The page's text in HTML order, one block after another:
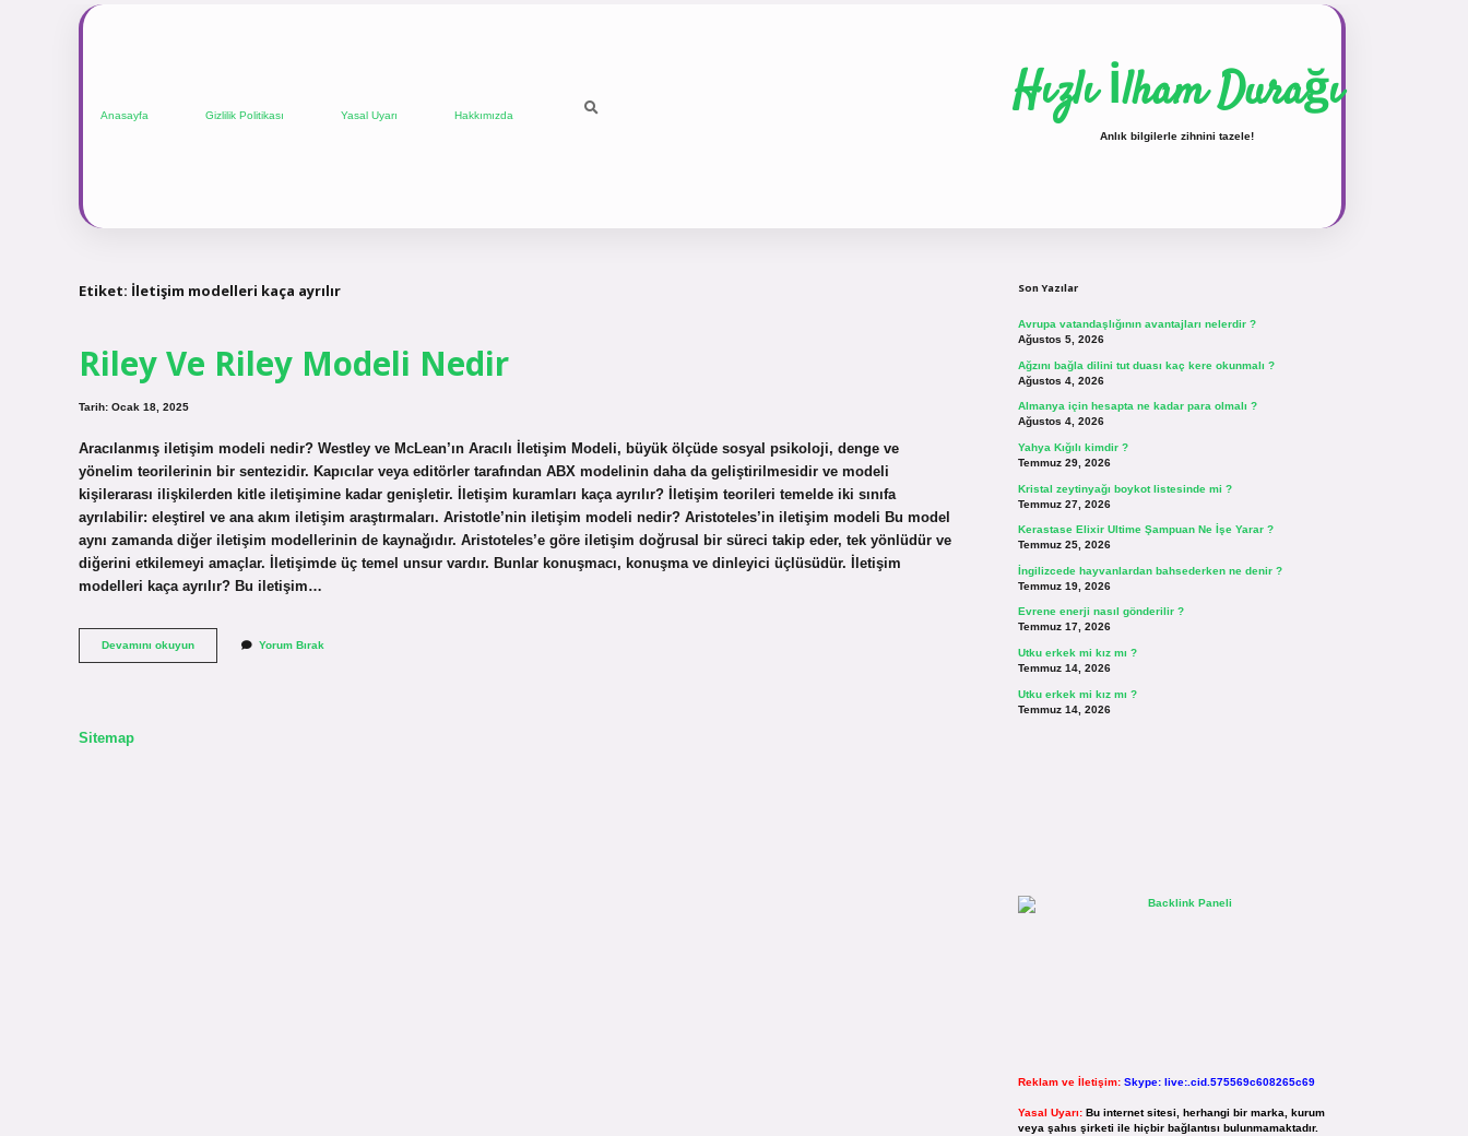
Anasayfa Gizlilik Politikası Yasal Uyarı Hakkımızda Hızlı İlham Durağı
Anlık bilgilerle zihnini tazele!
Etiket: İletişim modelleri kaça ayrılır
Riley Ve Riley Modeli Nedir
Tarih: Ocak 18, 2025
Aracılanmış iletişim modeli nedir? Westley ve McLean’ın Aracılı İletişim Modeli, büyük ölçüde sosyal psikoloji, denge ve
yönelim teorilerinin bir sentezidir. Kapıcılar veya editörler tarafından ABX modelinin daha da geliştirilmesidir ve modeli
kişilerarası ilişkilerden kitle iletişimine kadar genişletir. İletişim kuramları kaça ayrılır? İletişim teorileri temelde iki sınıfa
ayrılabilir: eleştirel ve ana akım iletişim araştırmaları. Aristotle’nin iletişim modeli nedir? Aristoteles’in iletişim modeli Bu model
aynı zamanda diğer iletişim modellerinin de kaynağıdır. Aristoteles’e göre iletişim doğrusal bir süreci takip eder, tek yönlüdür ve
diğerini etkilemeyi amaçlar. İletişimde üç temel unsur vardır. Bunlar konuşmacı, konuşma ve dinleyici üçlüsüdür. İletişim
modelleri kaça ayrılır? Bu iletişim…
Devamını okuyunRiley
Ve
Yorum Bırak
Sitemap
Son Yazılar
Avrupa vatandaşlığının avantajları nelerdir ?
Ağustos 5, 2026
Ağzını bağla dilini tut duası kaç kere okunmalı ?
Ağustos 4, 2026
Almanya için hesapta ne kadar para olmalı ?
Ağustos 4, 2026
Yahya Kığılı kimdir ?
Temmuz 29, 2026
Kristal zeytinyağı boykot listesinde mi ?
Temmuz 27, 2026
Kerastase Elixir Ultime Şampuan Ne İşe Yarar ?
Temmuz 25, 2026
İngilizcede hayvanlardan bahsederken ne denir ?
Temmuz 19, 2026
Evrene enerji nasıl gönderilir ?
Temmuz 17, 2026
Utku erkek mi kız mı ?
Temmuz 14, 2026
Utku erkek mi kız mı ?
Temmuz 14, 2026
Reklam ve İletişim: Skype: live:.cid.575569c608265c69
Yasal Uyarı: Bu internet sitesi, herhangi bir marka, kurum
veya şahıs şirketi ile hiçbir bağlantısı bulunmamaktadır.